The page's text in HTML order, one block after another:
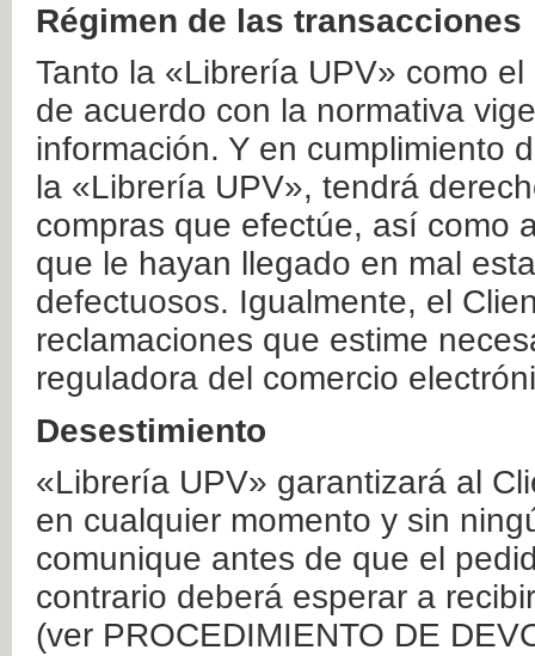
Régimen de las transacciones
Tanto la «Librería UPV» como
de acuerdo con la normativa
información. Y en cumplimiento
la «Librería UPV», tendrá
compras que efectúe, así como
que le hayan llegado en mal
defectuosos. Igualmente, el
reclamaciones que estime
reguladora del comercio
Desestimiento
«Librería UPV» garantizará al
en cualquier momento y sin
comunique antes de que el
contrario deberá esperar a
(ver PROCEDIMIENTO DE